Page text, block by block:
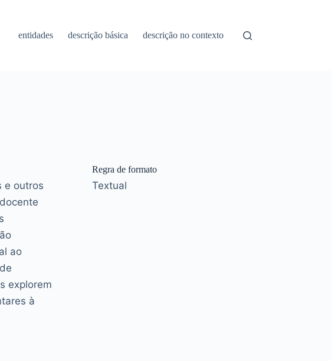
entidades descrição básica descrição no contexto
e outros
ao
explorem
à
Regra de formato
Textual